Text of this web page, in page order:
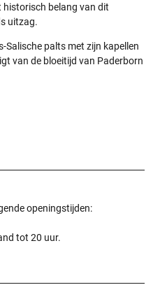
historisch belang van dit
uitzag.
Salische palts met zijn kapellen
van de bloeitijd van Paderborn
openingstijden:
tot 20 uur.